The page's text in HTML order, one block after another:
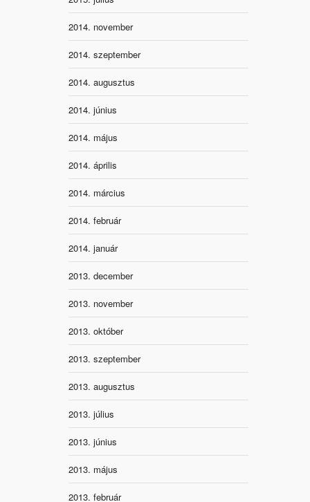
2014. november
2014. szeptember
2014. augusztus
2014. június
2014. május
2014. április
2014. március
2014. február
2014. január
2013. december
2013. november
2013. október
2013. szeptember
2013. augusztus
2013. július
2013. június
2013. május
2013. február